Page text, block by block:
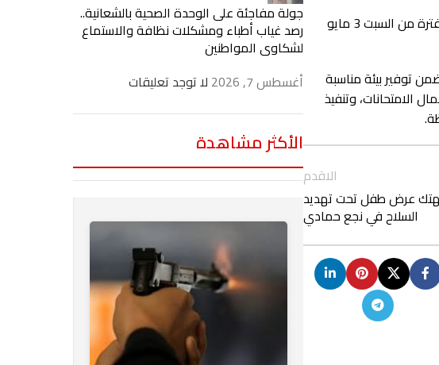
وفيما يتعلق بصفوف النقل بالتعليم الفني (الصناعي – الزراعي – التجاري – الفندقي)، فتُجرى الامتحانات خلال الفترة من السبت 3 مايو
توفير بيئة مناسبة
الامتحانات، وتنفيذ
الاقدم
لمتهم بهتك عرض طفل تحت تهديد
السلاح في نجع حمادي
جولة مفاجئة على الوحدة الصحية بالشعانية..
رصد غياب أطباء ومشكلات نظافة والاستماع
لشكاوى المواطنين
أغسطس 7, 2026
لا توجد تعليقات
الأكثر مشاهدة